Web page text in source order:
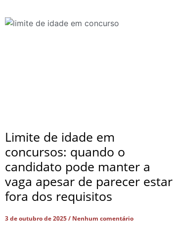
Limite de idade em
concursos: quando o
candidato pode manter a
vaga apesar de parecer estar
fora dos requisitos
3 de outubro de 2025 Nenhum comentário